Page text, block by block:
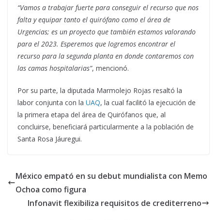
“Vamos a trabajar fuerte para conseguir el recurso que nos
falta y equipar tanto el quirófano como el área de
Urgencias; es un proyecto que también estamos valorando
para el 2023. Esperemos que logremos encontrar el
recurso para la segunda planta en donde contaremos con
las camas hospitalarias”, mencionó.
Por su parte, la diputada Marmolejo Rojas resaltó la
labor conjunta con la UAQ, la cual facilitó la ejecución de
la primera etapa del área de Quirófanos que, al
concluirse, beneficiará particularmente a la población de
Santa Rosa Jáuregui.
México empató en su debut mundialista con Memo
Ochoa como figura
Infonavit flexibiliza requisitos de crediterreno